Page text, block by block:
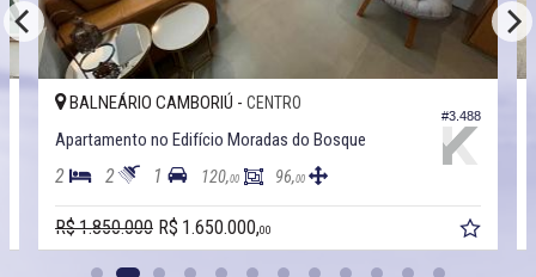
#3.488
BALNEÁRIO CAMBORIÚ - CENTRO
Apartamento no Edifício Moradas do Bosque
2 2 1 120,00 96,00
R$ 1.850.000 R$ 1.650.000,00